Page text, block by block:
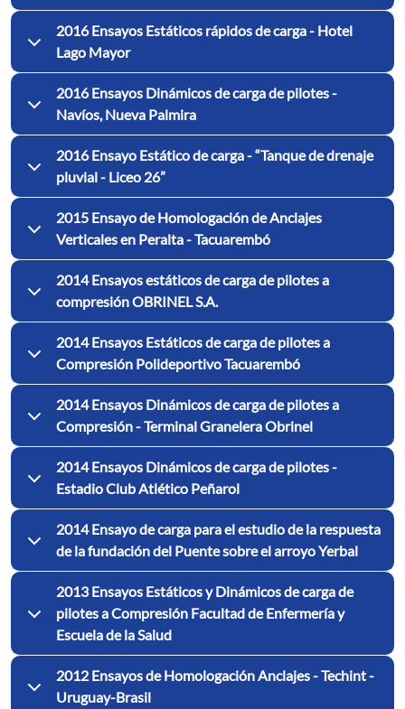
2016 Ensayos Estáticos rápidos de carga - Hotel
Lago Mayor
2016 Ensayos Dinámicos de carga de pilotes -
Navíos, Nueva Palmira
2016 Ensayo Estático de carga - “Tanque de drenaje
pluvial - Liceo 26”
2015 Ensayo de Homologación de Anclajes
Verticales en Peralta - Tacuarembó
2014 Ensayos estáticos de carga de pilotes a
compresión OBRINEL S.A.
2014 Ensayos Estáticos de carga de pilotes a
Compresión Polideportivo Tacuarembó
2014 Ensayos Dinámicos de carga de pilotes a
Compresión - Terminal Granelera Obrinel
2014 Ensayos Dinámicos de carga de pilotes -
Estadio Club Atlético Peñarol
2014 Ensayo de carga para el estudio de la respuesta
de la fundación del Puente sobre el arroyo Yerbal
2013 Ensayos Estáticos y Dinámicos de carga de
pilotes a Compresión Facultad de Enfermería y
Escuela de la Salud
2012 Ensayos de Homologación Anclajes - Techint -
Uruguay-Brasil